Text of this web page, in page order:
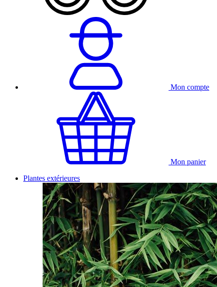
Mon compte
Mon panier
Plantes extérieures